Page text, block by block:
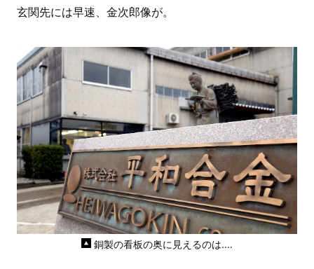
玄関先には早速、金次郎像が。
銅製の看板の奥に見えるのは‥‥